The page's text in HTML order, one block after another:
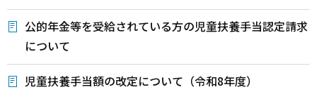
公的年金等を受給されている方の児童扶養手当認定請求
について
児童扶養手当額の改定について（令和8年度）